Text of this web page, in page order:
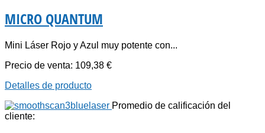
MICRO QUANTUM
Mini Láser Rojo y Azul muy potente con...
Precio de venta: 109,38 €
Detalles de producto
Promedio de calificación del
cliente: